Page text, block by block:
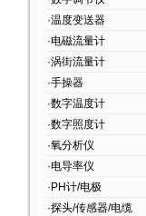
·温度变送器
·电磁流量计
·涡街流量计
·手操器
·数字温度计
·数字照度计
·氧分析仪
·电导率仪
·PH计/电极
·探头/传感器/电缆